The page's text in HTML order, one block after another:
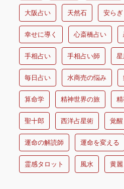
大阪占い 天然石 安らぎ
幸せに導く 心斎橋占い
手相占い 手相占い師
毎日占い 水商売の悩み
算命学 精神世界の旅
聖十郎 西洋占星術 覚醒
運命の解読師 運命を変える
霊感タロット 風水 黄麗